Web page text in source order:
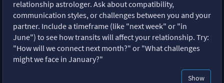
relationship astrologer. Ask about compatibility,
communication styles, or challenges between you and your
partner. Include a timeframe (like "next week" or "in
June") to see how transits will affect your relationship. Try:
"How will we connect next month?" or "What challenges
might we face in January?"
Show